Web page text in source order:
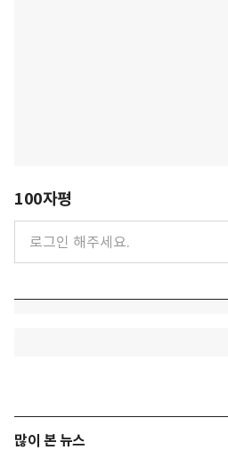
100자평
많이 본 뉴스